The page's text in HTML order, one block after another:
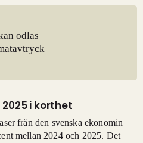
odlas
i korthet
från den svenska ekonomin
mellan 2024 och 2025. Det